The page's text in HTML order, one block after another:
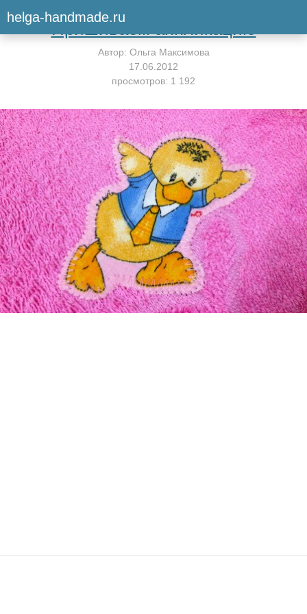
helga-handmade.ruВернуться к мастер-классу
Пришиваем аппликацию
Автор: Ольга Максимова
17.06.2012
просмотров: 1 192